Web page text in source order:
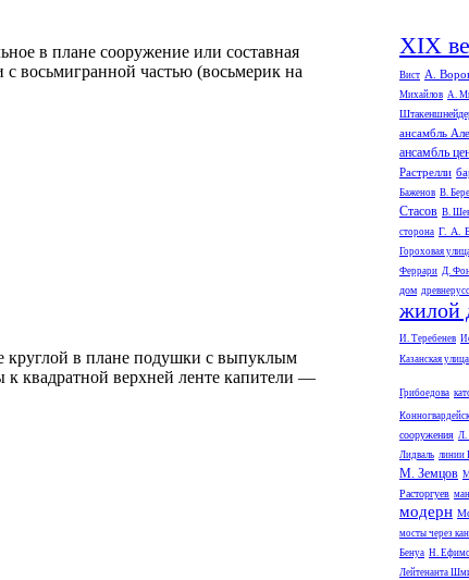
в плане сооружение или составная
восьмигранной частью (восьмерик на
круглой в плане подушки с выпуклым
квадратной верхней ленте капители —
XIX
Вист А.
Михайлов А.
ансамбль
ансамбль
Растрелли
Баженов В.
Стасов В.
сторона Г. А.
Гороховая
Феррари Д.
дом
жилой
И. Теребенев
Казанская улица
Грибоедова
сооружения Л.
Лидваль линии
М. Земцов
Расторгуев
модерн
мосты через
Бенуа Н.
Лейтенанта